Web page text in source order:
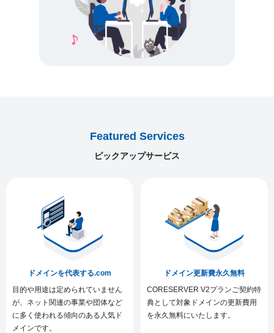
Featured Services
ピックアップサービス
ドメインを代表する.com
目的や用途は定められていません
が、ネット関連の事業や団体など
に多く使われる傾向のある人気ド
メインです。
ドメイン更新費永久無料
CORESERVER V2プランご契約特
典として対象ドメインの更新費用
を永久無料にいたします。